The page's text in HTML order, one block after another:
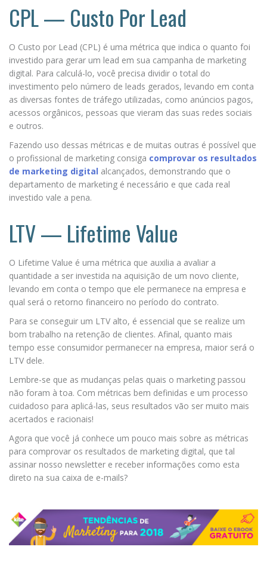
CPL — Custo Por Lead
O Custo por Lead (CPL) é uma métrica que indica o quanto foi
investido para gerar um lead em sua campanha de marketing
digital. Para calculá-lo, você precisa dividir o total do
investimento pelo número de leads gerados, levando em conta
as diversas fontes de tráfego utilizadas, como anúncios pagos,
acessos orgânicos, pessoas que vieram das suas redes sociais
e outros.
Fazendo uso dessas métricas e de muitas outras é possível que
o profissional de marketing consiga comprovar os resultados
de marketing digital alcançados, demonstrando que o
departamento de marketing é necessário e que cada real
investido vale a pena.
LTV — Lifetime Value
O Lifetime Value é uma métrica que auxilia a avaliar a
quantidade a ser investida na aquisição de um novo cliente,
levando em conta o tempo que ele permanece na empresa e
qual será o retorno financeiro no período do contrato.
Para se conseguir um LTV alto, é essencial que se realize um
bom trabalho na retenção de clientes. Afinal, quanto mais
tempo esse consumidor permanecer na empresa, maior será o
LTV dele.
Lembre-se que as mudanças pelas quais o marketing passou
não foram à toa. Com métricas bem definidas e um processo
cuidadoso para aplicá-las, seus resultados vão ser muito mais
acertados e racionais!
Agora que você já conhece um pouco mais sobre as métricas
para comprovar os resultados de marketing digital, que tal
assinar nosso newsletter e receber informações como esta
direto na sua caixa de e-mails?